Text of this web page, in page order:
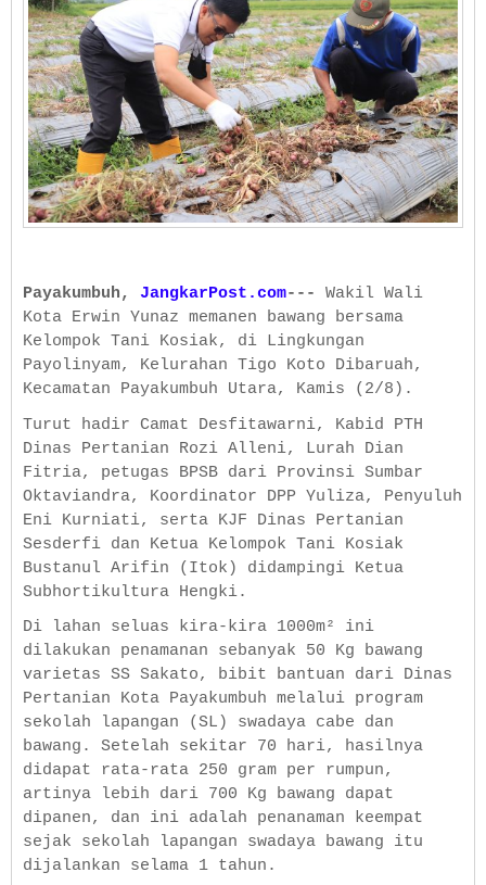
Payakumbuh, JangkarPost.com---
Wakil Wali
Kota Erwin Yunaz memanen bawang bersama
Kelompok Tani Kosiak, di Lingkungan
Payolinyam, Kelurahan Tigo Koto Dibaruah,
Kecamatan Payakumbuh Utara, Kamis (2/8).
Turut hadir Camat Desfitawarni, Kabid PTH
Dinas Pertanian Rozi Alleni, Lurah Dian
Fitria, petugas BPSB dari Provinsi Sumbar
Oktaviandra, Koordinator DPP Yuliza, Penyuluh
Eni Kurniati, serta KJF Dinas Pertanian
Sesderfi dan Ketua Kelompok Tani Kosiak
Bustanul Arifin (Itok) didampingi Ketua
Subhortikultura Hengki.
Di lahan seluas kira-kira 1000m² ini
dilakukan penamanan sebanyak 50 Kg bawang
varietas SS Sakato, bibit bantuan dari Dinas
Pertanian Kota Payakumbuh melalui program
sekolah lapangan (SL) swadaya cabe dan
bawang. Setelah sekitar 70 hari, hasilnya
didapat rata-rata 250 gram per rumpun,
artinya lebih dari 700 Kg bawang dapat
dipanen, dan ini adalah penanaman keempat
sejak sekolah lapangan swadaya bawang itu
dijalankan selama 1 tahun.